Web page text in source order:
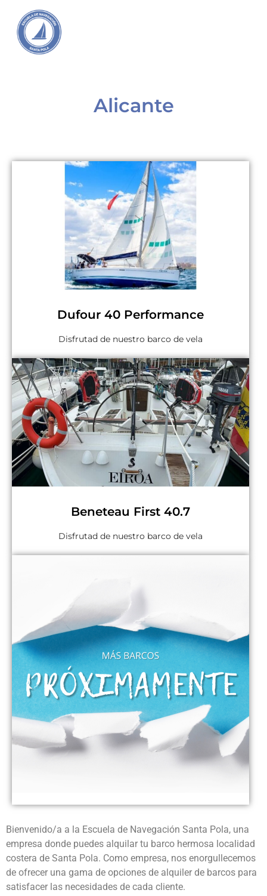
Alicante
Dufour 40 Performance
Disfrutad de nuestro barco de vela
Beneteau First 40.7
Disfrutad de nuestro barco de vela
Bienvenido/a a la Escuela de Navegación Santa Pola, una
empresa donde puedes alquilar tu barco hermosa localidad
costera de Santa Pola. Como empresa, nos enorgullecemos
de ofrecer una gama de opciones de alquiler de barcos para
satisfacer las necesidades de cada cliente.